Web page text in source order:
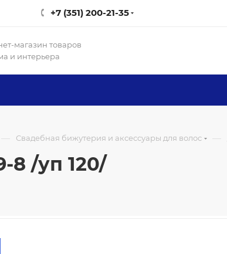
+7 (351) 200-21-35
магазин товаров
и интерьера
— Свадебная бижутерия и аксессуары для волос —
8 /уп 120/